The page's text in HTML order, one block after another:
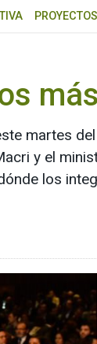
PROYECTOS
martes
y el
los